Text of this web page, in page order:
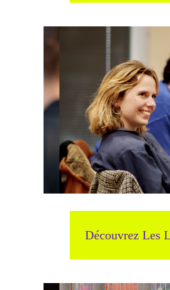
Découvrez Les